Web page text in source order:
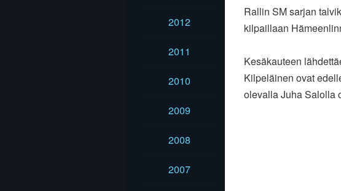
2012
2011
2010
2009
2008
2007
Rallin SM sarjan
kilpaillaan
Kesäkauteen
Kilpeläinen ovat
olevalla Juha Salolla